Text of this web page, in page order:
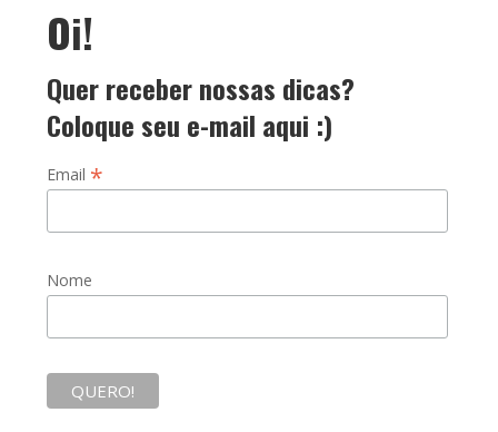
Oi!
Quer receber nossas dicas?
Coloque seu e-mail aqui :)
Email *
Nome